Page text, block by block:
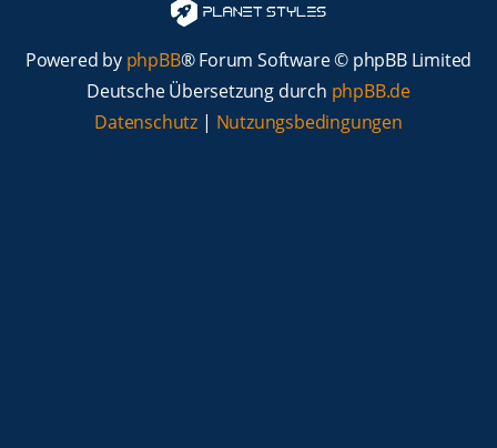
Powered by phpBB® Forum Software © phpBB Limited
Deutsche Übersetzung durch phpBB.de
Datenschutz | Nutzungsbedingungen